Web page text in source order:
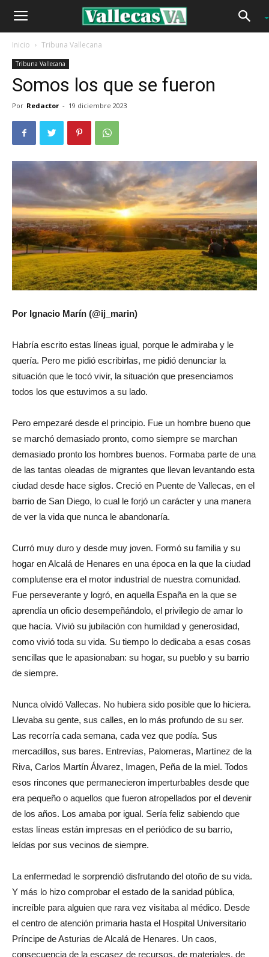
Inicio Tribuna Vallecana
Tribuna Vallecana
Somos los que se fueron
Por Redactor - 19 diciembre 2023
Por Ignacio Marín (@ij_marin)
Habría escrito estas líneas igual, porque le admiraba y le
quería. Pero me pidió escribirlas, me pidió denunciar la
situación que le tocó vivir, la situación que presenciamos
todos los que estuvimos a su lado.
Pero empezaré desde el principio. Fue un hombre bueno que
se marchó demasiado pronto, como siempre se marchan
demasiado pronto los hombres buenos. Formaba parte de una
de las tantas oleadas de migrantes que llevan levantando esta
ciudad desde hace siglos. Creció en Puente de Vallecas, en el
barrio de San Diego, lo cual le forjó un carácter y una manera
de ver la vida que nunca le abandonaría.
Curró muy duro y desde muy joven. Formó su familia y su
hogar en Alcalá de Henares en una época en la que la ciudad
complutense era el motor industrial de nuestra comunidad.
Fue perseverante y logró, en aquella España en la que se
aprendía un oficio desempeñándolo, el privilegio de amar lo
que hacía. Vivió su jubilación con humildad y generosidad,
como vivió toda su vida. Su tiempo lo dedicaba a esas cosas
sencillas que le apasionaban: su hogar, su pueblo y su barrio
de siempre.
Nunca olvidó Vallecas. No hubiera sido posible que lo hiciera.
Llevaba su gente, sus calles, en lo más profundo de su ser.
Las recorría cada semana, cada vez que podía. Sus
mercadillos, sus bares. Entrevías, Palomeras, Martínez de la
Riva, Carlos Martín Álvarez, Imagen, Peña de la miel. Todos
esos rincones que permanecieron imperturbables desde que
era pequeño o aquellos que fueron atropellados por el devenir
de los años. Los amaba por igual. Sería feliz sabiendo que
estas líneas están impresas en el periódico de su barrio,
leídas por sus vecinos de siempre.
La enfermedad le sorprendió disfrutando del otoño de su vida.
Y más lo hizo comprobar el estado de la sanidad pública,
increíble para alguien que rara vez visitaba al médico. Desde
el centro de atención primaria hasta el Hospital Universitario
Príncipe de Asturias de Alcalá de Henares. Un caos,
consecuencia de la escasez de recursos, de materiales, de